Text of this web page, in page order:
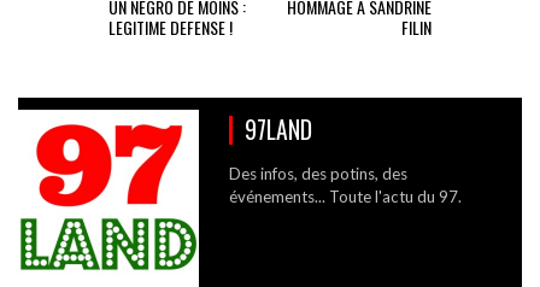
UN NEGRO DE MOINS :
LEGITIME DEFENSE !
HOMMAGE A SANDRINE
FILIN
97LAND
Des infos, des potins, des
événements... Toute l'actu du 97.